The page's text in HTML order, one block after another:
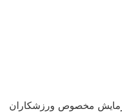
مخصوص ورزشکاران